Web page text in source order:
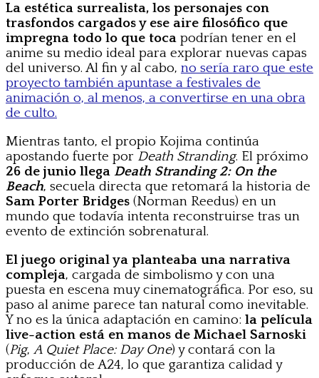
La estética surrealista, los personajes con
trasfondos cargados y ese aire filosófico que
impregna todo lo que toca podrían tener en el
anime su medio ideal para explorar nuevas capas
del universo. Al fin y al cabo, no sería raro que este
proyecto también apuntase a festivales de
animación o, al menos, a convertirse en una obra
de culto.
Mientras tanto, el propio Kojima continúa
apostando fuerte por Death Stranding. El próximo
26 de junio llega Death Stranding 2: On the
Beach, secuela directa que retomará la historia de
Sam Porter Bridges (Norman Reedus) en un
mundo que todavía intenta reconstruirse tras un
evento de extinción sobrenatural.
El juego original ya planteaba una narrativa
compleja, cargada de simbolismo y con una
puesta en escena muy cinematográfica. Por eso, su
paso al anime parece tan natural como inevitable.
Y no es la única adaptación en camino: la película
live-action está en manos de Michael Sarnoski
(Pig,A Quiet Place: Day One) y contará con la
producción de A24, lo que garantiza calidad y